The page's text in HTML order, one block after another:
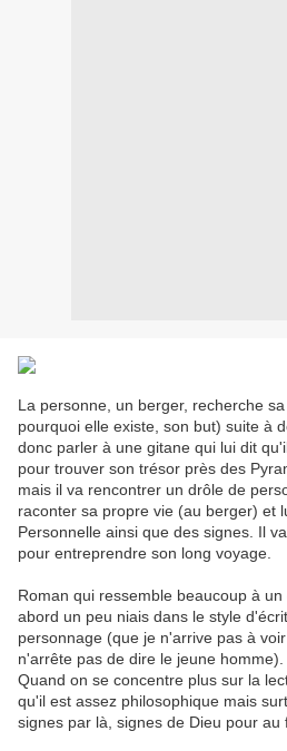
La personne, un berger, recherche
pourquoi elle existe, son but) suite à
donc parler à une gitane qui lui dit
pour trouver son trésor près des
mais il va rencontrer un drôle de
raconter sa propre vie (au berger) et
Personnelle ainsi que des signes. Il
pour entreprendre son long voyage.
Roman qui ressemble beaucoup à
abord un peu niais dans le style
personnage (que je n'arrive pas à
n'arrête pas de dire le jeune homme).
Quand on se concentre plus sur la
qu'il est assez philosophique mais
signes par là, signes de Dieu pour au